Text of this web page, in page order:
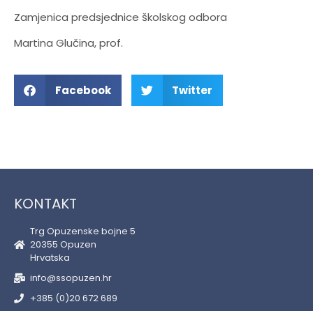
Zamjenica predsjednice školskog odbora
Martina Glučina, prof.
Facebook Twitter
KONTAKT
Trg Opuzenske bojne 5
20355 Opuzen
Hrvatska
info@ssopuzen.hr
+385 (0)20 672 689